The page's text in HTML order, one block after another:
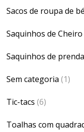
Sacos de roupa de
Saquinhos de Cheiro
Saquinhos de
Sem categoria (1)
Tic-tacs (6)
Toalhas com